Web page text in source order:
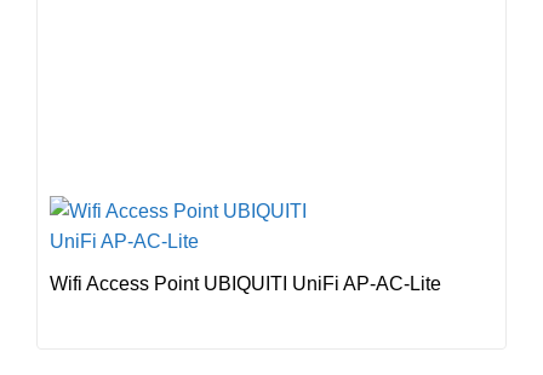
Wifi Access Point UBIQUITI UniFi AP-AC-Lite